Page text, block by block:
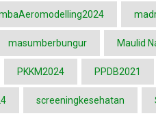
masumberbungur Maulid
PKKM2024 PPDB2021
screeningkesehatan